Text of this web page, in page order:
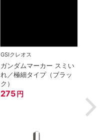
GSIクレオス
ガンダムマーカー スミい
れ／極細タイプ（ブラッ
ク）
275 円